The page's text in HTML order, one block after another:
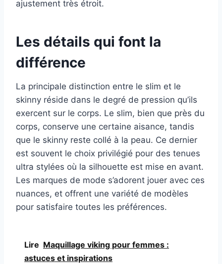
ajustement très étroit.
Les détails qui font la
différence
La principale distinction entre le slim et le
skinny réside dans le degré de pression qu’ils
exercent sur le corps. Le slim, bien que près du
corps, conserve une certaine aisance, tandis
que le skinny reste collé à la peau. Ce dernier
est souvent le choix privilégié pour des tenues
ultra stylées où la silhouette est mise en avant.
Les marques de mode s’adorent jouer avec ces
nuances, et offrent une variété de modèles
pour satisfaire toutes les préférences.
Lire Maquillage viking pour femmes :
astuces et inspirations